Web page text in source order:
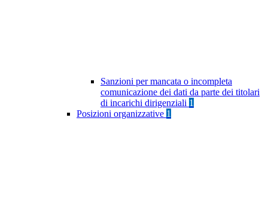
Sanzioni per mancata o incompleta
comunicazione dei dati da parte dei titolari
di incarichi dirigenziali 1
Posizioni organizzative 1